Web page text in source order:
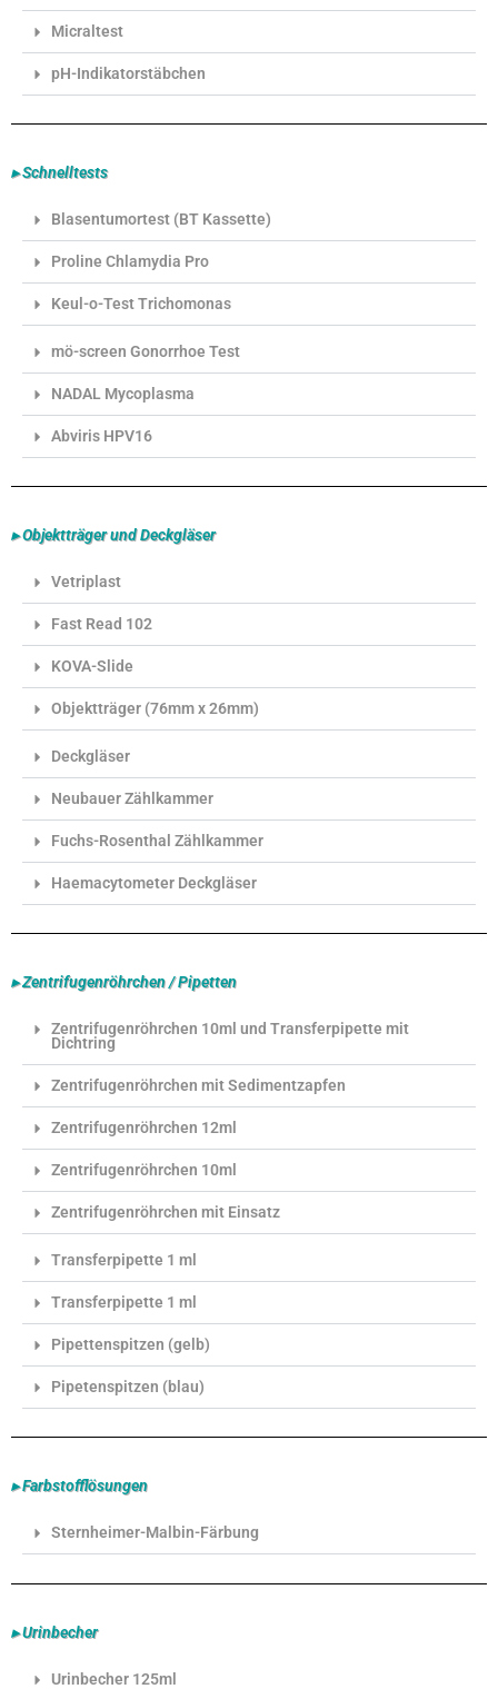
Micraltest
pH-Indikatorstäbchen
▸ Schnelltests
Blasentumortest (BT Kassette)
Proline Chlamydia Pro
Keul-o-Test Trichomonas
mö-screen Gonorrhoe Test
NADAL Mycoplasma
Abviris HPV16
▸ Objektträger und Deckgläser
Vetriplast
Fast Read 102
KOVA-Slide
Objektträger (76mm x 26mm)
Deckgläser
Neubauer Zählkammer
Fuchs-Rosenthal Zählkammer
Haemacytometer Deckgläser
▸ Zentrifugenröhrchen / Pipetten
Zentrifugenröhrchen 10ml und Transferpipette mit
Dichtring
Zentrifugenröhrchen mit Sedimentzapfen
Zentrifugenröhrchen 12ml
Zentrifugenröhrchen 10ml
Zentrifugenröhrchen mit Einsatz
Transferpipette 1 ml
Transferpipette 1 ml
Pipettenspitzen (gelb)
Pipetenspitzen (blau)
▸ Farbstofflösungen
Sternheimer-Malbin-Färbung
▸ Urinbecher
Urinbecher 125ml